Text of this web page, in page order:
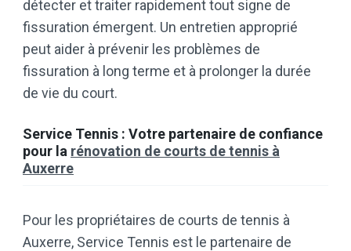
détecter et traiter rapidement tout signe de
fissuration émergent. Un entretien approprié
peut aider à prévenir les problèmes de
fissuration à long terme et à prolonger la durée
de vie du court.
Service Tennis : Votre partenaire de confiance
pour la rénovation de courts de tennis à
Auxerre
Pour les propriétaires de courts de tennis à
Auxerre, Service Tennis est le partenaire de